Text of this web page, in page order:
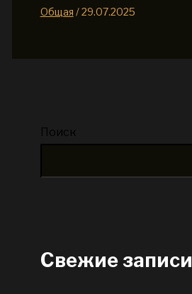
Общая /29.07.2025
Поиск
Свежие записи